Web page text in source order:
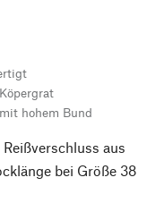
hohem Bund
aus
bei Größe 38